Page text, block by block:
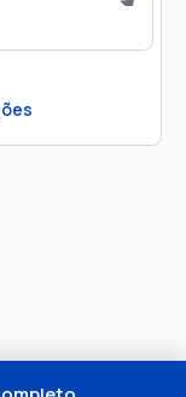
pendência